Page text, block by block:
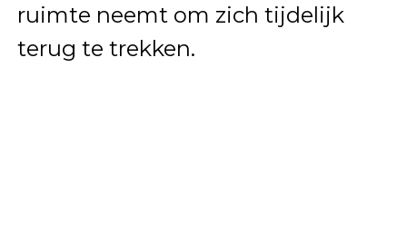
ruimte neemt om zich tijdelijk
terug te trekken.